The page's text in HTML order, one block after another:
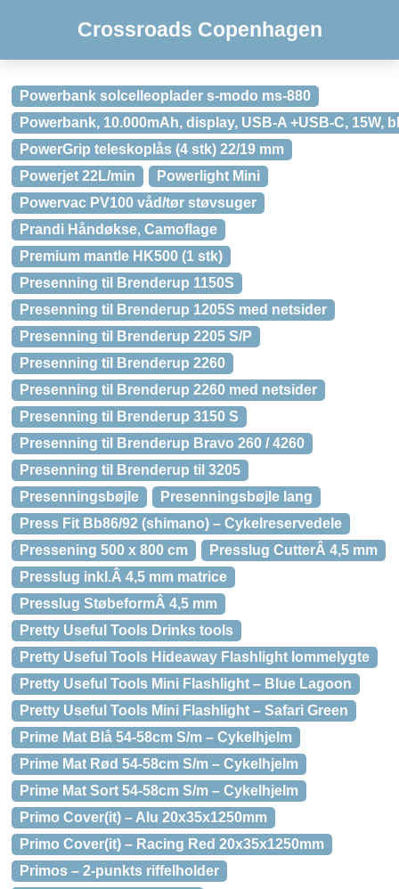
Crossroads Copenhagen
Powerbank solcelleoplader s-modo ms-880
Powerbank, 10.000mAh, display, USB-A +USB-C, 15W,
PowerGrip teleskoplås (4 stk) 22/19 mm
Powerjet 22L/min
Powerlight Mini
Powervac PV100 våd/tør støvsuger
Prandi Håndøkse, Camoflage
Premium mantle HK500 (1 stk)
Presenning til Brenderup 1150S
Presenning til Brenderup 1205S med netsider
Presenning til Brenderup 2205 S/P
Presenning til Brenderup 2260
Presenning til Brenderup 2260 med netsider
Presenning til Brenderup 3150 S
Presenning til Brenderup Bravo 260 / 4260
Presenning til Brenderup til 3205
Presenningsbøjle
Presenningsbøjle lang
Press Fit Bb86/92 (shimano) – Cykelreservedele
Pressening 500 x 800 cm
Presslug CutterÂ 4,5 mm
Presslug inkl.Â 4,5 mm matrice
Presslug StøbeformÂ 4,5 mm
Pretty Useful Tools Drinks tools
Pretty Useful Tools Hideaway Flashlight lommelygte
Pretty Useful Tools Mini Flashlight – Blue Lagoon
Pretty Useful Tools Mini Flashlight – Safari Green
Prime Mat Blå 54-58cm S/m – Cykelhjelm
Prime Mat Rød 54-58cm S/m – Cykelhjelm
Prime Mat Sort 54-58cm S/m – Cykelhjelm
Primo Cover(it) – Alu 20x35x1250mm
Primo Cover(it) – Racing Red 20x35x1250mm
Primos – 2-punkts riffelholder